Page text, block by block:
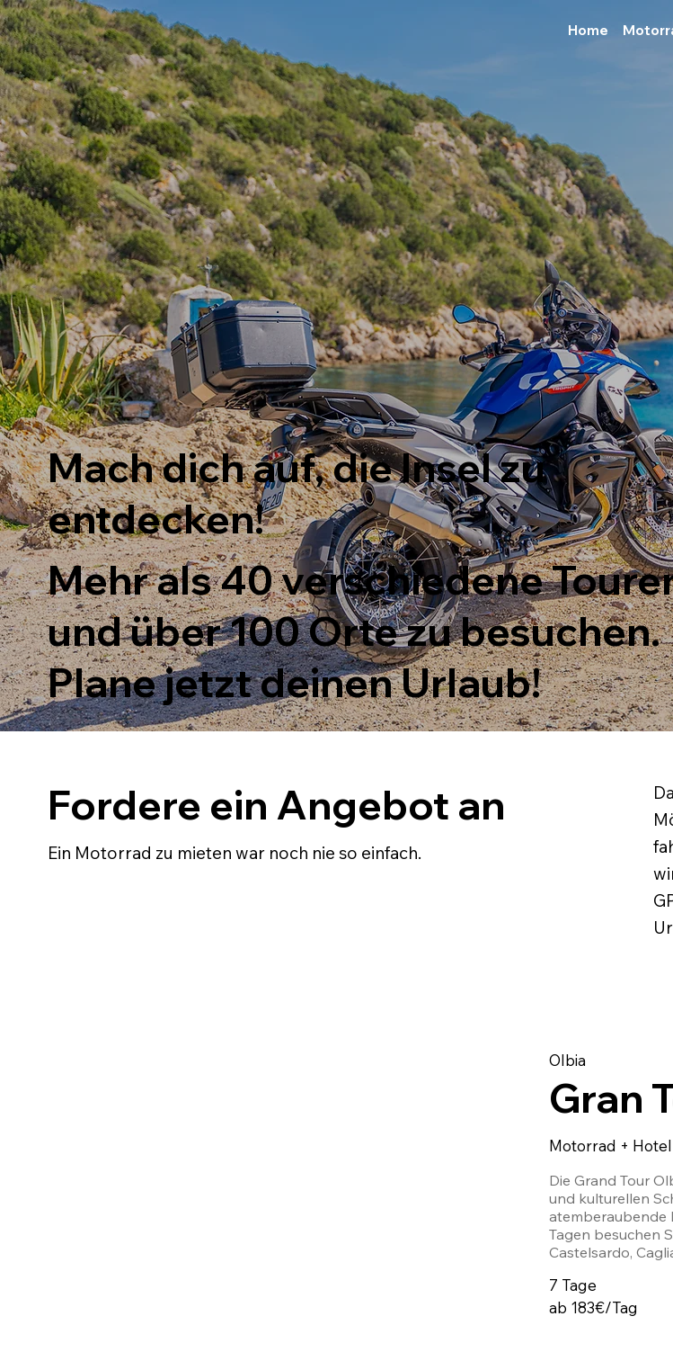
Home
Mach dich auf, die Insel zu
entdecken!
Mehr als 40 verschiedene
und über 100 Orte zu besuchen.
Plane jetzt deinen Urlaub!
Fordere ein Angebot an
Ein Motorrad zu mieten war noch nie so einfach.
Olbia
Gran
Motorrad + Hotel
Die Grand Tour
und kulturellen
atemberaubende
Tagen besuchen
Castelsardo,
Magie der Natur
Küsten. Eine
7 Tage
ab 183€/Tag